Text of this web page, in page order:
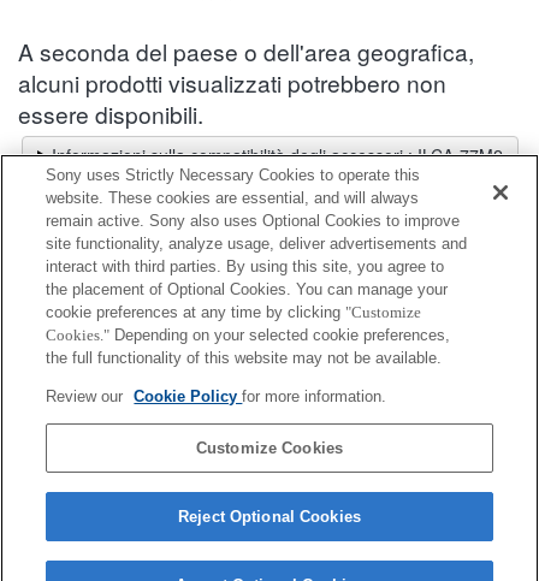
A seconda del paese o dell'area geografica,
alcuni prodotti visualizzati potrebbero non
essere disponibili.
Informazioni sulla compatibilità degli accessori : ILCA-77M2
Selettore obiettivi
Seleziona un obiettivo consigliato per le foto che desideri scattare
Altoparlante
Completamente compatibile
RDP-CA3M
Sony uses Strictly Necessary Cookies to operate this
website. These cookies are essential, and will always
remain active. Sony also uses Optional Cookies to improve
site functionality, analyze usage, deliver advertisements and
interact with third parties. By using this site, you agree to
the placement of Optional Cookies. You can manage your
cookie preferences at any time by clicking "Customize
Cookies." Depending on your selected cookie preferences,
the full functionality of this website may not be available.
Review our Cookie Policyfor more information.
Customize Cookies
Reject Optional Cookies